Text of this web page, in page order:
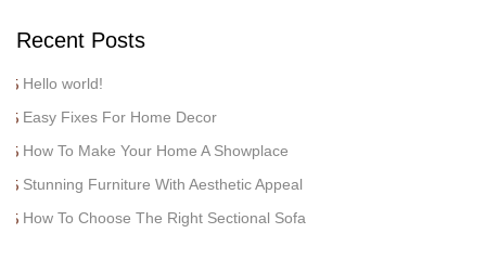
Recent Posts
Hello world!
Easy Fixes For Home Decor
How To Make Your Home A Showplace
Stunning Furniture With Aesthetic Appeal
How To Choose The Right Sectional Sofa